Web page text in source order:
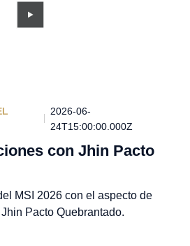
2026-06-
24T15:00:00.000Z
con Jhin Pacto
MSI 2026 con el aspecto de
Pacto Quebrantado.